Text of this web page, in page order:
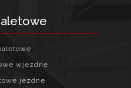
wjezdne
jezdne